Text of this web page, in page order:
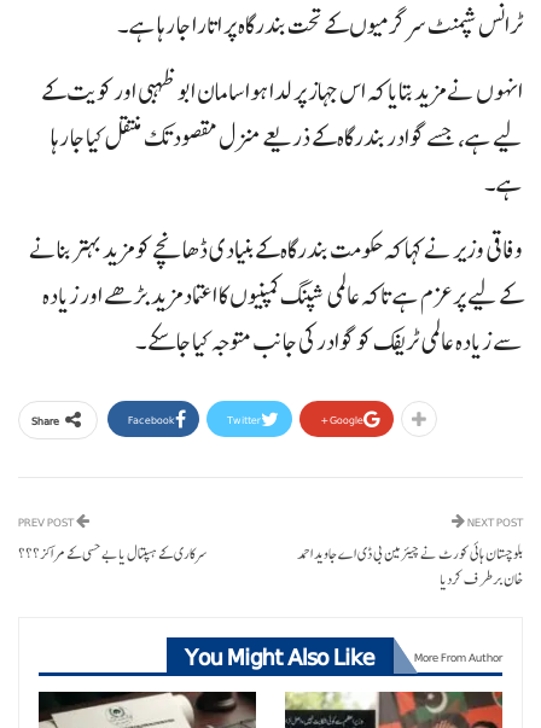
ٹرانس شپمنٹ سرگرمیوں کے تحت بندرگاہ پر اتارا جا رہا ہے۔
انہوں نے مزید بتایا کہ اس جہاز پر لدا ہوا سامان ابو ظہبی اور کویت کے
لیے ہے، جسے گوادر بندرگاہ کے ذریعے منزل مقصود تک منتقل کیا جا رہا
ہے۔
وفاقی وزیر نے کہا کہ حکومت بندرگاہ کے بنیادی ڈھانچے کو مزید بہتر بنانے
کے لیے پرعزم ہے تاکہ عالمی شپنگ کمپنیوں کا اعتماد مزید بڑھے اور زیادہ
سے زیادہ عالمی ٹریفک کو گوادر کی جانب متوجہ کیا جا سکے۔
Share Facebook Twitter Google+
سرکاری کے ہسپتال یا بے حسی کے مراکز؟؟؟
NEXT POST
بلوچستان ہائی کورٹ نے چیئرمین بی ڈی اے جاوید احمد
خان برطر ف کردیا
You Might Also Like More From Author